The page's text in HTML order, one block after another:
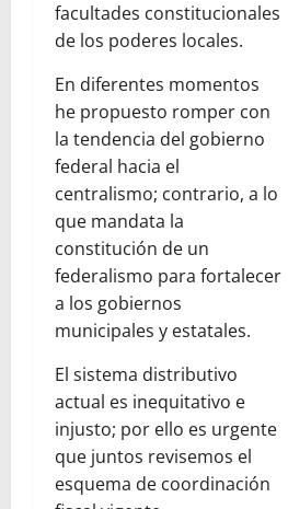
facultades constitucionales
de los poderes locales.
En diferentes momentos
he propuesto romper con
la tendencia del gobierno
federal hacia el
centralismo; contrario, a lo
que mandata la
constitución de un
federalismo para fortalecer
a los gobiernos
municipales y estatales.
El sistema distributivo
actual es inequitativo e
injusto; por ello es urgente
que juntos revisemos el
esquema de coordinación